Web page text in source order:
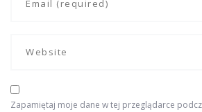
Zapamiętaj moje dane w tej przeglądarce